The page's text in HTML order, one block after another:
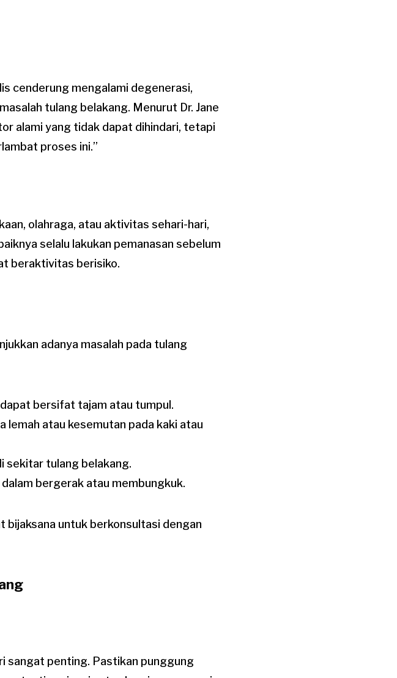
cenderung mengalami degenerasi,
tulang belakang. Menurut Dr. Jane
alami yang tidak dapat dihindari, tetapi
proses ini.”
olahraga, atau aktivitas sehari-hari,
selalu lakukan pemanasan sebelum
beraktivitas berisiko.
adanya masalah pada tulang
bersifat tajam atau tumpul.
lemah atau kesemutan pada kaki atau
sekitar tulang belakang.
dalam bergerak atau membungkuk.
bijaksana untuk berkonsultasi dengan
sangat penting. Pastikan punggung